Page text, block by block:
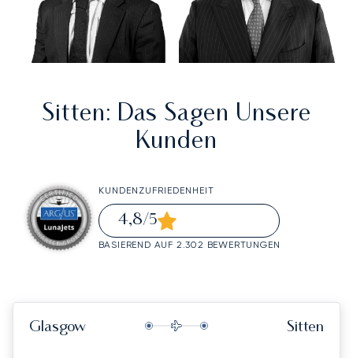
Sitten: Das Sagen Unsere
Kunden
KUNDENZUFRIEDENHEIT
4,8/5
BASIEREND AUF 2.302 BEWERTUNGEN
Glasgow Sitten